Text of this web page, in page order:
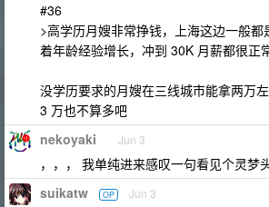
#36
>高学历月嫂非常挣钱，上海这边一般
着年龄经验增长，冲到 30K 月薪都很正常
没学历要求的月嫂在三线城市能拿两万
3 万也不算多吧
nekoyaki Jun 3
，，， 我单纯进来感叹一句看见个灵梦
suikatw OP Jun 3